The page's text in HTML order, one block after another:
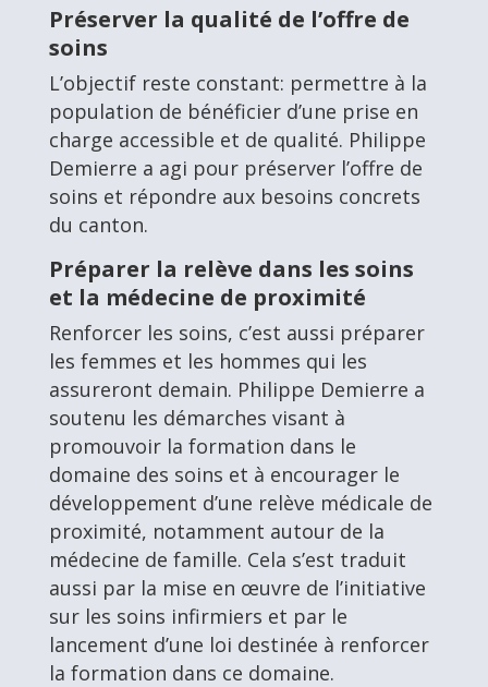
Préserver la qualité de l’offre de
soins
L’objectif reste constant: permettre à la
population de bénéficier d’une prise en
charge accessible et de qualité. Philippe
Demierre a agi pour préserver l’offre de
soins et répondre aux besoins concrets
du canton.
Préparer la relève dans les soins
et la médecine de proximité
Renforcer les soins, c’est aussi préparer
les femmes et les hommes qui les
assureront demain. Philippe Demierre a
soutenu les démarches visant à
promouvoir la formation dans le
domaine des soins et à encourager le
développement d’une relève médicale de
proximité, notamment autour de la
médecine de famille. Cela s’est traduit
aussi par la mise en œuvre de l’initiative
sur les soins infirmiers et par le
lancement d’une loi destinée à renforcer
la formation dans ce domaine.